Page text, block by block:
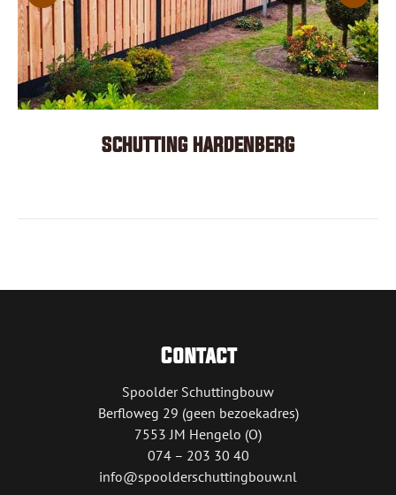
SCHUTTING HARDENBERG
Contact
Spoolder Schuttingbouw
Berfloweg 29 (geen bezoekadres)
7553 JM Hengelo (O)
074 – 203 30 40
info@spoolderschuttingbouw.nl